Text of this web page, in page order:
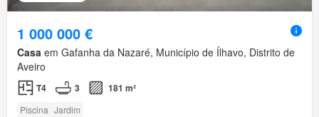
1 000 000 €
Casa em Gafanha da Nazaré, Município de Ílhavo, Distrito de
Aveiro
T4 3 181 m²
Piscina Jardim